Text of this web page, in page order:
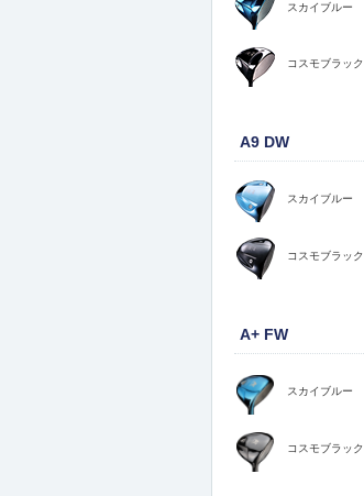
スカイブルー
コスモブラック
A9 DW
スカイブルー
コスモブラック
A+ FW
スカイブルー
コスモブラック